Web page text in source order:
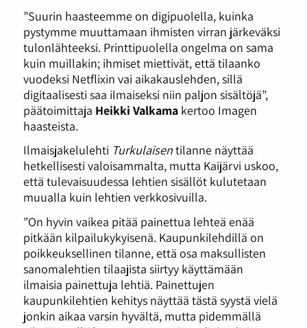
­”Suurin haasteemme on digipuolella, kuinka
pystymme muuttamaan ihmisten virran järkeväksi
tulonlähteeksi. Printtipuolella ongelma on sama
kuin muillakin; ihmiset miettivät, että tilaanko
vuodeksi Netflixin vai aikakauslehden, sillä
digitaalisesti saa ilmaiseksi niin paljon sisältöjä”,
päätoimittaja Heikki Valkamakertoo Imagen
haasteista.
Ilmaisjakelulehti Turkulaisentilanne näyttää
hetkellisesti valoisammalta, mutta Kaijärvi uskoo,
että tulevaisuudessa lehtien sisällöt kulutetaan
muualla kuin lehtien verkkosivuilla.
”On hyvin vaikea pitää painettua lehteä enää
pitkään kilpailukykyisenä. Kaupunkilehdillä on
poikkeuksellinen tilanne, että osa maksullisten
sanomalehtien tilaajista siirtyy käyttämään
ilmaisia painettuja lehtiä. Painettujen
kaupunkilehtien kehitys näyttää tästä syystä vielä
jonkin aikaa varsin hyvältä, mutta pidemmällä